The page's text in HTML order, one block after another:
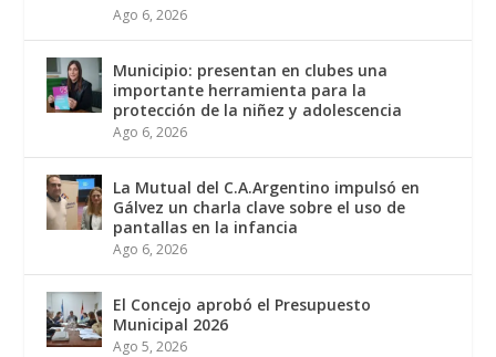
Ago 6, 2026
Municipio: presentan en clubes una
importante herramienta para la
protección de la niñez y adolescencia
Ago 6, 2026
La Mutual del C.A.Argentino impulsó en
Gálvez un charla clave sobre el uso de
pantallas en la infancia
Ago 6, 2026
El Concejo aprobó el Presupuesto
Municipal 2026
Ago 5, 2026